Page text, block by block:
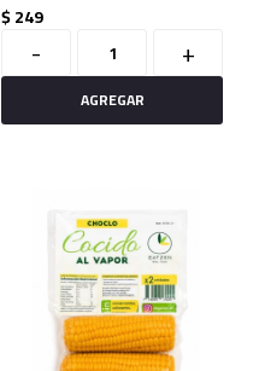
$249
- +